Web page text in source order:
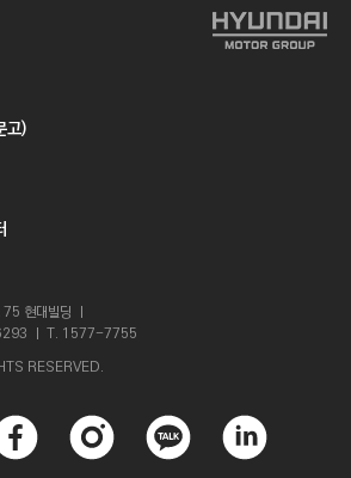
고)
현대빌딩 ㅣ
ㅣ T. 1577-7755
RESERVED.